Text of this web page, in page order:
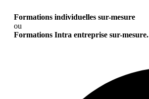
Formations individuelles sur-mesure
ou
Formations Intra entreprise sur-mesure.